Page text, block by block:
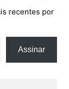
recentes por
Assinar